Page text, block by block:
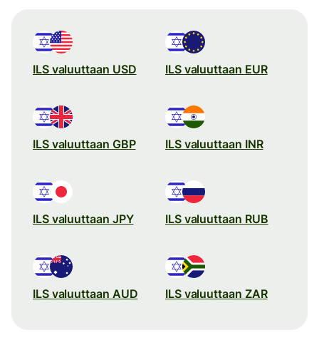
ILS valuuttaan USD ILS valuuttaan EUR
ILS valuuttaan GBP ILS valuuttaan INR
ILS valuuttaan JPY ILS valuuttaan RUB
ILS valuuttaan AUD ILS valuuttaan ZAR